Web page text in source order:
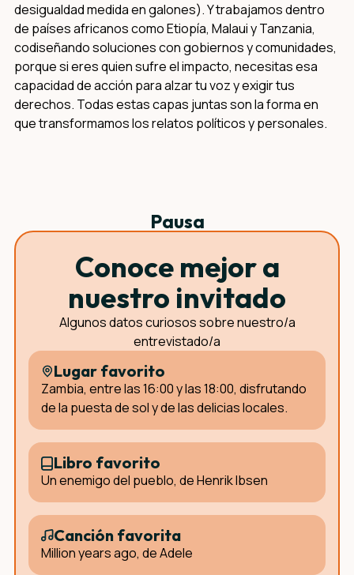
desigualdad medida en galones). Y trabajamos dentro
de países africanos como Etiopía, Malaui y Tanzania,
codiseñando soluciones con gobiernos y comunidades,
porque si eres quien sufre el impacto, necesitas esa
capacidad de acción para alzar tu voz y exigir tus
derechos. Todas estas capas juntas son la forma en
que transformamos los relatos políticos y personales.
Pausa
Conoce mejor a
nuestro invitado
Algunos datos curiosos sobre nuestro/a
entrevistado/a
Lugar favorito
Zambia, entre las 16:00 y las 18:00, disfrutando
de la puesta de sol y de las delicias locales.
Libro favorito
Un enemigo del pueblo, de Henrik Ibsen
Canción favorita
Million years ago, de Adele